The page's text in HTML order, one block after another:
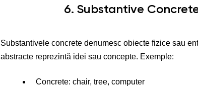
6. Substantive
Substantivele concrete denumesc obiecte fizice sau
abstracte reprezintă idei sau concepte. Exemple:
Concrete: chair, tree, computer